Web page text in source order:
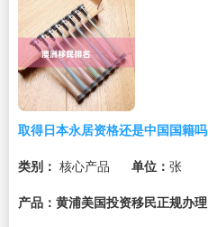
取得日本永居资格还是中国国籍吗
类别： 核心产品 单位： 张
产品：黄浦美国投资移民正规办理